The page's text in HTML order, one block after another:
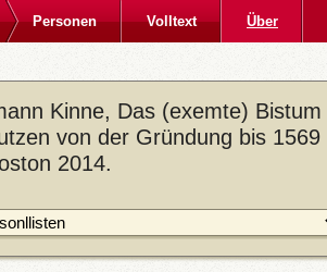
Personen Volltext Über
Kinne, Das (exemte)
von der Gründung bis
2014.